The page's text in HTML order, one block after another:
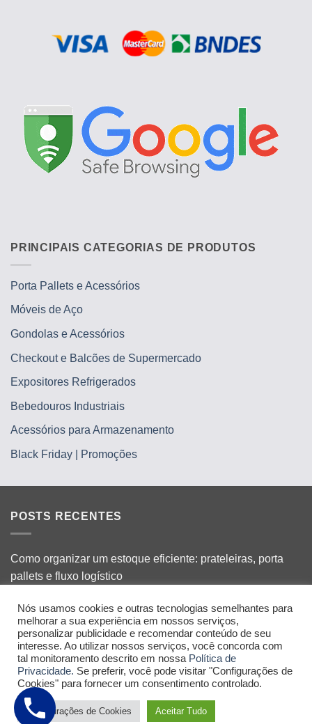
PRINCIPAIS CATEGORIAS DE PRODUTOS
Porta Pallets e Acessórios
Móveis de Aço
Gondolas e Acessórios
Checkout e Balcões de Supermercado
Expositores Refrigerados
Bebedouros Industriais
Acessórios para Armazenamento
Black Friday | Promoções
POSTS RECENTES
Como organizar um estoque eficiente: prateleiras, porta
pallets e fluxo logístico
Promoções de Inverno e Festas Juninas: como preparar
suas gôndolas para vender mais
Porta-Pallets: tipos, aplicações e como escolher o ideal
para seu estoque
Copyright © 2026 Todos os Direitos Reservados GÔNDOLAS MG.
Nós usamos cookies e outras tecnologias semelhantes para
melhorar a sua experiência em nossos serviços,
personalizar publicidade e recomendar conteúdo de seu
interesse. Ao utilizar nossos serviços, você concorda com
tal monitoramento descrito em nossa Política de
Privacidade. Se preferir, você pode visitar "Configurações de
Cookies" para fornecer um consentimento controlado.
Configurações de Cookies Aceitar Tudo